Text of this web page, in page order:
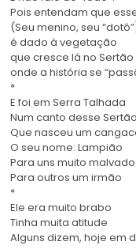
Pois entendam que
(Seu menino, seu
é dado à vegetação
que cresce lá no Sertão
onde a história se
*
E foi em Serra Talhada
Num canto desse Sertão
Que nasceu um
O seu nome: Lampião
Para uns muito malvado
Para outros um irmão
*
Ele era muito brabo
Tinha muita atitude
Alguns dizem, hoje em